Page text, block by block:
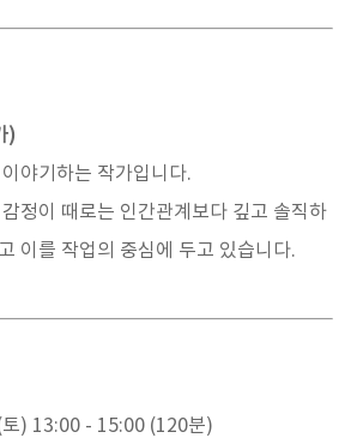
)
야기하는 작가입니다.
정이 때로는 인간관계보다 깊고 솔직하
이를 작업의 중심에 두고 있습니다.
토) 13:00 - 15:00 (120분)